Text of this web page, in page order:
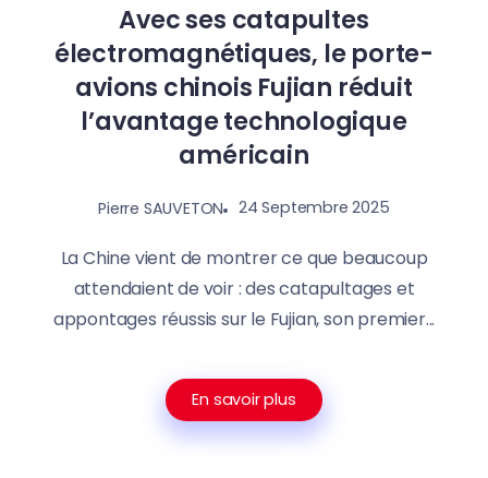
Avec ses catapultes
électromagnétiques, le porte-
avions chinois Fujian réduit
l’avantage technologique
américain
Pierre SAUVETON 24 Septembre 2025
La Chine vient de montrer ce que beaucoup
attendaient de voir : des catapultages et
appontages réussis sur le Fujian, son premier...
En savoir plus